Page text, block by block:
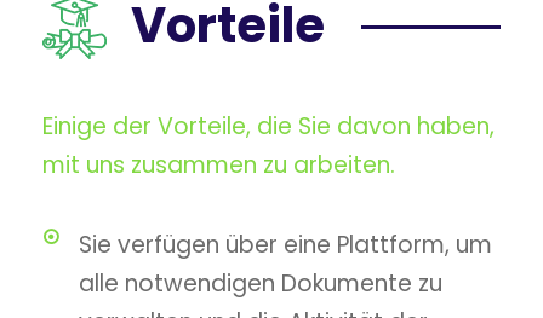
Vorteile
Einige der Vorteile, die Sie davon haben,
mit uns zusammen zu arbeiten.
Sie verfügen über eine Plattform, um
alle notwendigen Dokumente zu